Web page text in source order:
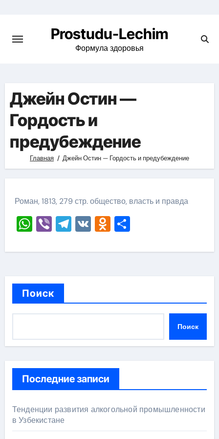
содержимому
Prostudu-Lechim
Формула здоровья
Джейн Остин —
Гордость и
предубеждение
Главная Джейн Остин — Гордость и предубеждение
Роман, 1813, 279 стр. общество, власть и правда
WhatsApp
ViberTelegram
VKOdnoklassniki
Отправить
Поиск
Поиск
Последние записи
Тенденции развития алкогольной промышленности
в Узбекистане